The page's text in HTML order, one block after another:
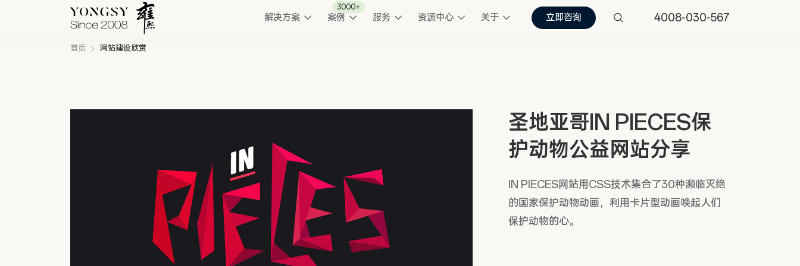
解决方案 案例
3000+
服务 资源中心 关于 立即咨询 4008-030-567
首页 网站建设欣赏
圣地亚哥IN PIECES保
护动物公益网站分享
IN PIECES网站用CSS技术集合了30种濒临灭绝
的国家保护动物动画，利用卡片型动画唤起人们
保护动物的心。